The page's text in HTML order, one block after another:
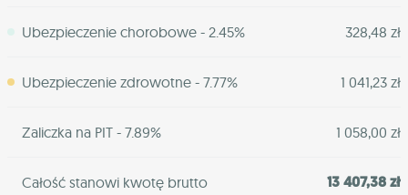
Ubezpieczenie chorobowe - 2.45% 328,48 zł
Ubezpieczenie zdrowotne - 7.77% 1 041,23 zł
Zaliczka na PIT - 7.89% 1 058,00 zł
Całość stanowi kwotę brutto 13 407,38 zł